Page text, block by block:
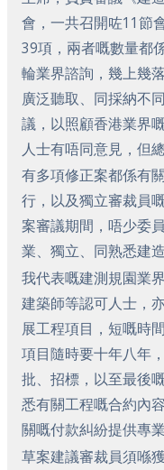
會，一共召開咗11節
39項，兩者嘅數量都
輪業界諮詢，幾上幾
廣泛聽取、同採納不
議，以照顧香港業界
人士有唔同意見，但
有多項修正案都係有
行，以及獨立審裁員
案審議期間，唔少委
業、獨立、同熟悉建
我代表嘅建測規園業
建築師等認可人士，
展工程項目，短嘅時
項目隨時要十年八年
批、招標，以至最後
悉有關工程嘅合約內
關嘅付款糾紛提供專
草案建議審裁員須喺